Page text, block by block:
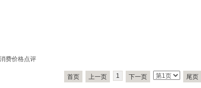
费价格点评
首页 上一页 1 下一页 尾页